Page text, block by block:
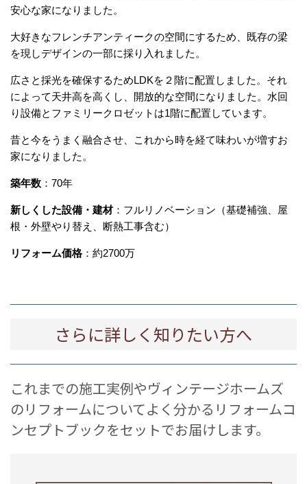
安心な家になりました。
大好きなフレンチアンティークの空間にするため、既存の梁
を現しデザインの一部に採り入れました。
広さと採光を確保するためLDKを２階に配置しました。それ
によって天井高を高くし、開放的な空間になりました。水回
り設備とファミリークロゼットは1階に配置しています。
昔と今をうまく融合させ、これから時を経て味わいが増すお
家になりました。
築年数 ： 70年
新しくした設備・建材 ：フルリノベーション（基礎補強、屋
根・外壁やり替え、断熱工事含む）
リフォーム価格 ：約2700万
さらに詳しく知りたい方へ
これまでの施工実例やヴィンテージホームズ
のリフォームについてよく分かるリフォームコ
ンセプトブックをセットでお届けします。